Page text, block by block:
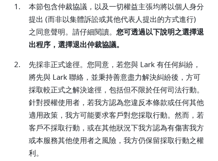
1.
本節包含仲裁協議，以及一切權益主張均將以個人身分
提出 (而非以集體訴訟或其他代表人提出的方式進行)
之同意聲明。請仔細閱讀。 您可透過以下說明之選擇退
出程序，選擇退出仲裁協議。
2.
先採非正式途徑。您同意，若您與 Lark 有任何糾紛，
將先與 Lark 聯絡，並秉持善意盡力解決糾紛後，方可
採取較正式之解決途徑，包括但不限於任何司法行動。
針對授權使用者，若我方認為您違反本條款或任何其他
適用政策，我方可能要求客戶對您採取行動。然而，若
客戶不採取行動，或在其他狀況下我方認為有傷害我方
或本服務其他使用者之風險，我方仍保留採取行動之權
利。